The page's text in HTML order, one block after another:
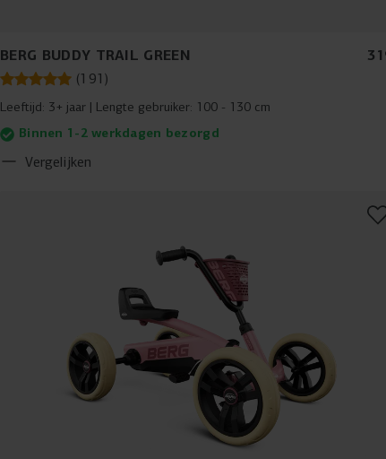
BERG BUDDY TRAIL GREEN
(191)
Leeftijd: 3+ jaar Lengte gebruiker: 100 - 130 cm
Binnen 1-2 werkdagen bezorgd
Vergelijken